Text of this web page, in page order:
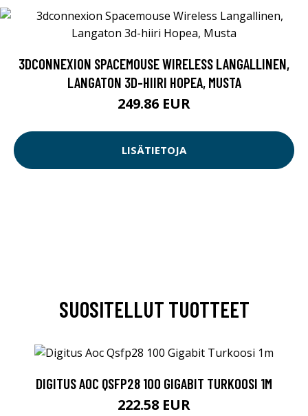
3DCONNEXION SPACEMOUSE WIRELESS LANGALLINEN,
LANGATON 3D-HIIRI HOPEA, MUSTA
249.86 EUR
LISÄTIETOJA
SUOSITELLUT TUOTTEET
DIGITUS AOC QSFP28 100 GIGABIT TURKOOSI 1M
222.58 EUR